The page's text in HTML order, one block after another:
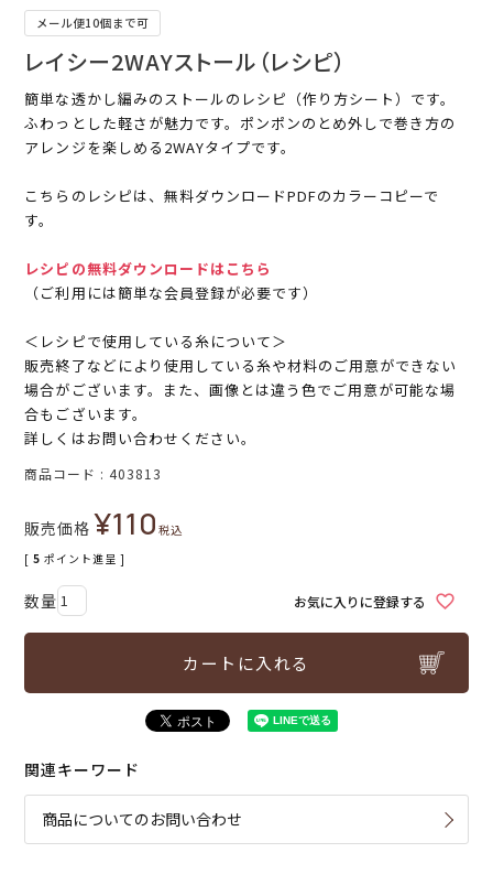
メール便10個まで可
レイシー2WAYストール（レシピ）
簡単な透かし編みのストールのレシピ（作り方シート）です。
ふわっとした軽さが魅力です。ポンポンのとめ外しで巻き方の
アレンジを楽しめる2WAYタイプです。
こちらのレシピは、無料ダウンロードPDFのカラーコピーで
す。
レシピの無料ダウンロードはこちら
（ご利用には簡単な会員登録が必要です）
＜レシピで使用している糸について＞
販売終了などにより使用している糸や材料のご用意ができない
場合がございます。また、画像とは違う色でご用意が可能な場
合もございます。
詳しくはお問い合わせください。
商品コード 403813
販売価格 ¥110税込
[ 5 ポイント進呈 ]
お気に入りに登録する
カートに入れる
関連キーワード
商品についてのお問い合わせ